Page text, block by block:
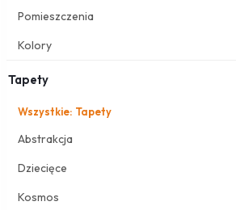
Pomieszczenia
Kolory
Tapety
Wszystkie: Tapety
Abstrakcja
Dziecięce
Kosmos